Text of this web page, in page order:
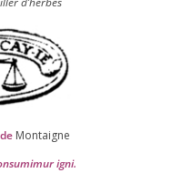
Montaigne
igni.